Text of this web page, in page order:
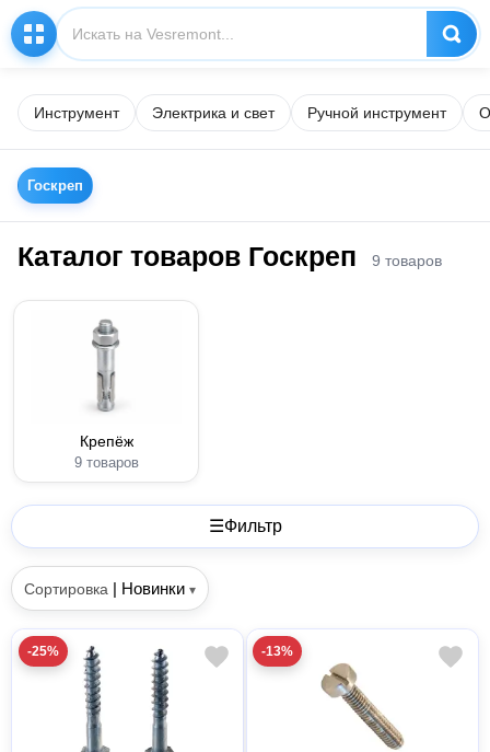
Инструмент Электрика и свет Ручной инструмент
Госкреп
Каталог товаров Госкреп 9 товаров
Крепёж
9 товаров
☰Фильтр
Сортировка | Новинки ▾
-25% -13%